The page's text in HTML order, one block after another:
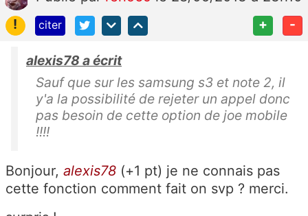
!
citer + -
alexis78 a écrit
Sauf que sur les samsung s3 et note 2, il
y'a la possibilité de rejeter un appel donc
pas besoin de cette option de joe mobile
!!!!
Bonjour, alexis78 (+1 pt) je ne connais pas
cette fonction comment fait on svp ? merci.